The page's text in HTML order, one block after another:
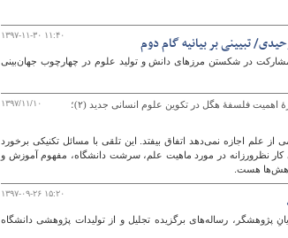
۱۳۹۷-۱۱-۳۰ ۱۱:۴۰ تبیینی بر بیانیه گام دوم
در شکستن مرزهای دانش و تولید علوم در چهارچوب جهان‌بینی
۱۳۹۷/۱۱/۱۰ فلسفۀ هگل در تکوین علوم انسانی جدید (۲)؛
علم اجازه نمی‌دهد اتفاق بیفتد. این تلقی با مسائل تکنیکی برخورد
کار نظرورزانه در مورد ماهیت علم، سرشت دانشگاه، مفهوم آموزش و
هست.
۱۳۹۷-۰۹-۲۶ ۱۵:۲۰
رساله‌های برگزیده تجلیل و از تولیدات پژوهشی دانشگاه